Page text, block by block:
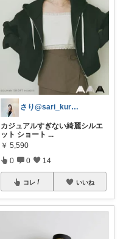
さり@sari_kurashi_
カジュアルすぎない綺麗シルエ
ット ショート ...
￥ 5,590
0 0 14
コレ いいね